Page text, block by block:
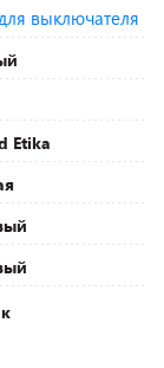
выключателя
Etika